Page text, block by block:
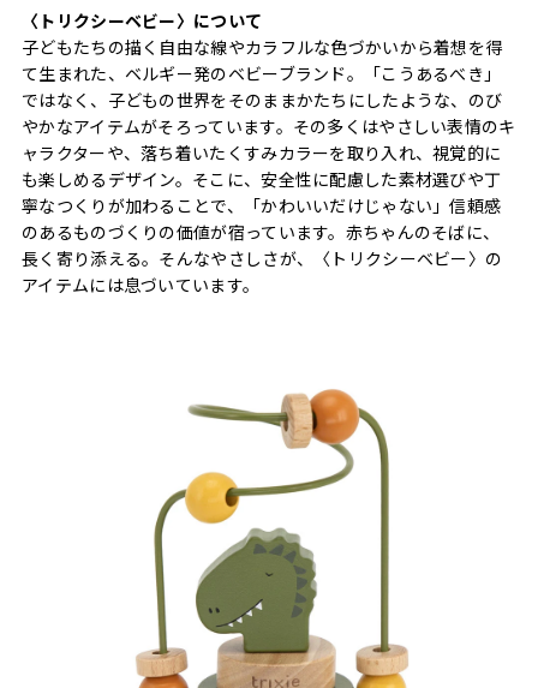
〈トリクシーベビー〉について
子どもたちの描く自由な線やカラフルな色づかいから着想を得
て生まれた、ベルギー発のベビーブランド。「こうあるべき」
ではなく、子どもの世界をそのままかたちにしたような、のび
やかなアイテムがそろっています。その多くはやさしい表情のキ
ャラクターや、落ち着いたくすみカラーを取り入れ、視覚的に
も楽しめるデザイン。そこに、安全性に配慮した素材選びや丁
寧なつくりが加わることで、「かわいいだけじゃない」信頼感
のあるものづくりの価値が宿っています。赤ちゃんのそばに、
長く寄り添える。そんなやさしさが、〈トリクシーベビー〉の
アイテムには息づいています。